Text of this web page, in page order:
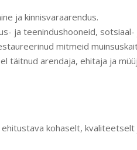
ja kinnisvaraarendus.
ja teenindushooneid,
mitmeid
täitnud arendaja, ehitaja ja
kohaselt,